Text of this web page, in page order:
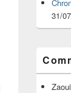
31/